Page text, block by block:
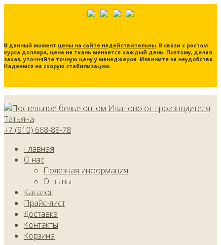
В данный момент цены на сайте недействительны. В связи с ростом
курса доллара, цена на ткань меняется каждый день. Поэтому, делая
заказ, уточняйте точную цену у менеджеров. Извините за неудобства.
Надеемся на скорую стабилизацию.
+7 (910) 668-88-78
Главная
О нас
Полезная информация
Отзывы
Каталог
Прайс-лист
Доставка
Контакты
Корзина